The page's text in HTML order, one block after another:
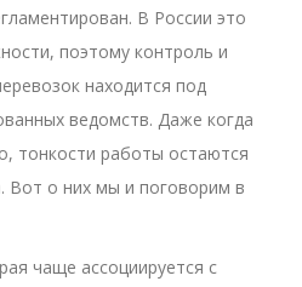
В России это
поэтому контроль и
находится под
ведомств. Даже когда
тонкости работы остаются
Вот о них мы и поговорим в
чаще ассоциируется с